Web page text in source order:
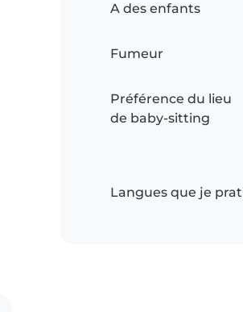
A des enfants
Fumeur
Préférence du lieu
de baby-sitting
Langues que je